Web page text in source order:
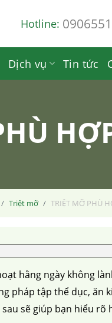
Hotline:
Dịch vụ Tin tức
Triệt mỡ TRIỆT MỠ PHÙ
hằng ngày không
pháp tập thể dục, ăn
sẽ giúp bạn hiểu